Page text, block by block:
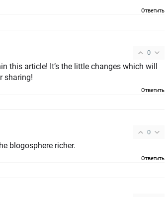
Ответить
0
this article! It’s the little changes which will
sharing!
Ответить
0
blogosphere richer.
Ответить